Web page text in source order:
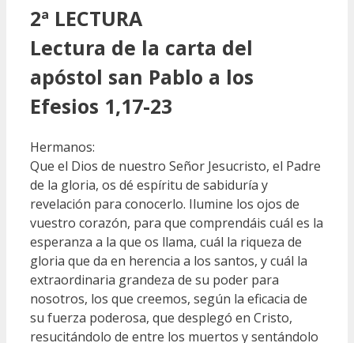
2ª LECTURA
Lectura de la carta del
apóstol san Pablo a los
Efesios 1,17-23
Hermanos:
Que el Dios de nuestro Señor Jesucristo, el Padre
de la gloria, os dé espíritu de sabiduría y
revelación para conocerlo. Ilumine los ojos de
vuestro corazón, para que comprendáis cuál es la
esperanza a la que os llama, cuál la riqueza de
gloria que da en herencia a los santos, y cuál la
extraordinaria grandeza de su poder para
nosotros, los que creemos, según la eficacia de
su fuerza poderosa, que desplegó en Cristo,
resucitándolo de entre los muertos y sentándolo